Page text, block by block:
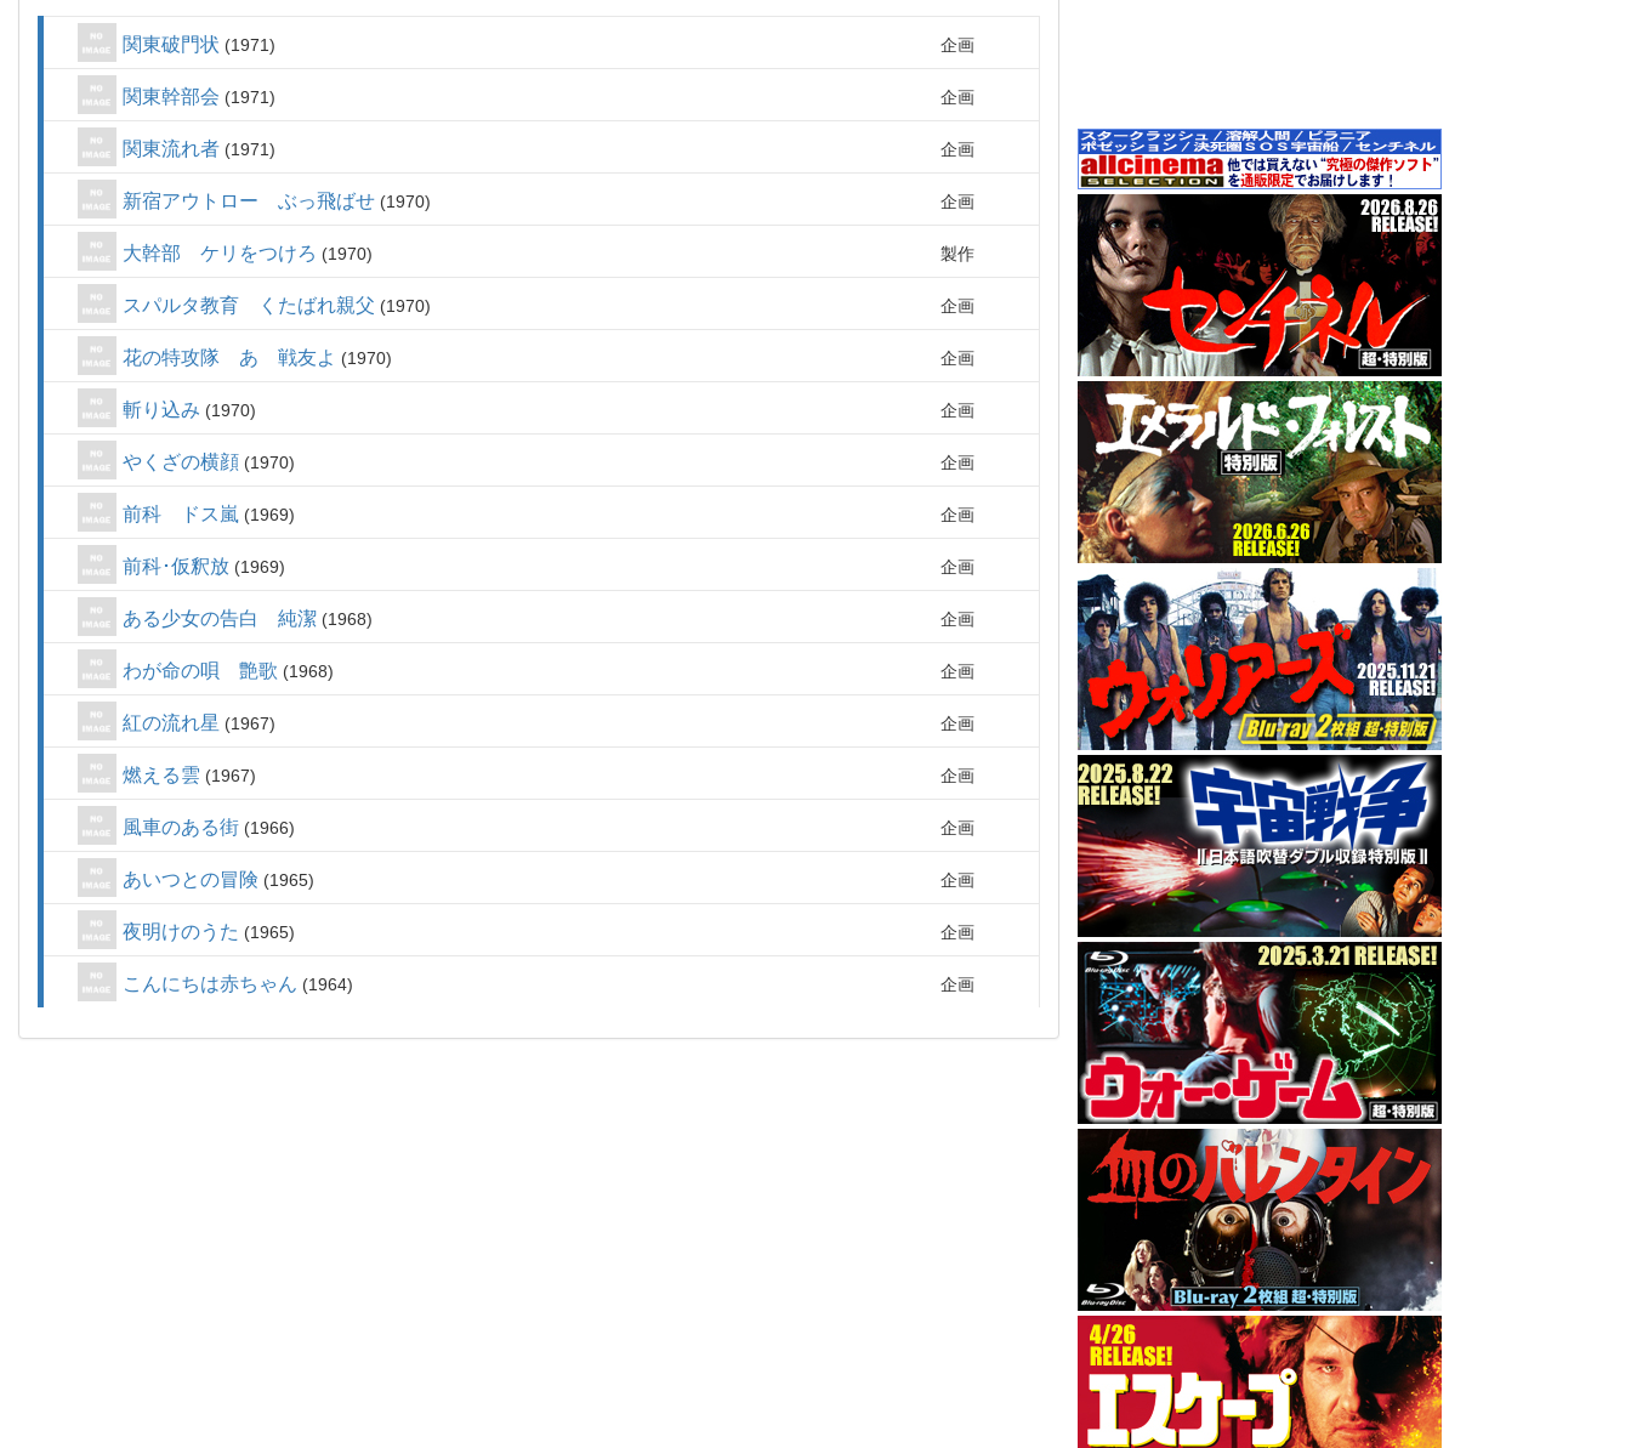
関東破門状 1971 企画
関東幹部会 1971 企画
関東流れ者 1971 企画
新宿アウトロー ぶっ飛ばせ 1970 企画
大幹部 ケリをつけろ 1970 製作
スパルタ教育 くたばれ親父 1970 企画
花の特攻隊 あゝ戦友よ 1970 企画
斬り込み 1970 企画
やくざの横顔 1970 企画
前科 ドス嵐 1969 企画
前科･仮釈放 1969 企画
ある少女の告白 純潔 1968 企画
わが命の唄 艶歌 1968 企画
紅の流れ星 1967 企画
燃える雲 1967 企画
風車のある街 1966 企画
あいつとの冒険 1965 企画
夜明けのうた 1965 企画
こんにちは赤ちゃん 1964 企画